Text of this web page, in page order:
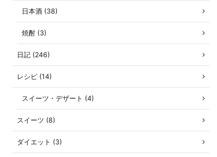
日本酒 (38)
焼酎 (3)
日記 (246)
レシピ (14)
スイーツ・デザート (4)
スイーツ (8)
ダイエット (3)